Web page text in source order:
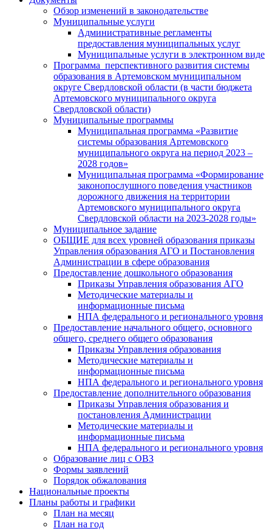
Обзор изменений в законодательстве
Муниципальные услуги
Административные регламенты
предоставления муниципальных услуг
Муниципальные услуги в электронном виде
Программа перспективного развития системы
образования в Артемовском муниципальном
округе Свердловской области (в части бюджета
Артемовского муниципального округа
Свердловской области)
Муниципальные программы
Муниципальная программа «Развитие
системы образования Артемовского
муниципального округа на период 2023 –
2028 годов»
Муниципальная программа «Формирование
законопослушного поведения участников
дорожного движения на территории
Артемовского муниципального округа
Свердловской области на 2023-2028 годы»
Муниципальное задание
ОБЩИЕ для всех уровней образования приказы
Управления образования АГО и Постановления
Администрации в сфере образования
Предоставление дошкольного образования
Приказы Управления образования АГО
Методические материалы и
информационные письма
НПА федерального и регионального уровня
Предоставление начального общего, основного
общего, среднего общего образования
Приказы Управления образования
Методические материалы и
информационные письма
НПА федерального и регионального уровня
Предоставление дополнительного образования
Приказы Управления образования и
постановления Администрации
Методические материалы и
информационные письма
НПА федерального и регионального уровня
Образование лиц с ОВЗ
Формы заявлений
Порядок обжалования
Национальные проекты
Планы работы и графики
План на месяц
План на год